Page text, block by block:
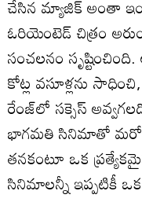
చేసిన మ్యాజిక్ అంతా
ఓరియెంటెడ్‌ చిత్రం
సంచలనం
కోట్ల వసూళ్లను
రేంజ్‌లో సక్సెస్
భాగమతి సినిమాతో మరో
తనకంటూ ఒక
సినిమాలన్నీ ఇప్పటికీ